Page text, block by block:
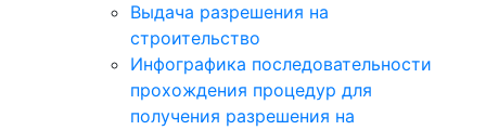
Выдача разрешения на
строительство
Инфографика последовательности
прохождения процедур для
получения разрешения на